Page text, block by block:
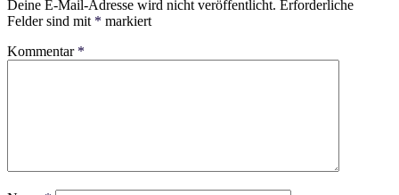
Deine E-Mail-Adresse wird nicht veröffentlicht. Erforderliche
Felder sind mit * markiert
Kommentar *